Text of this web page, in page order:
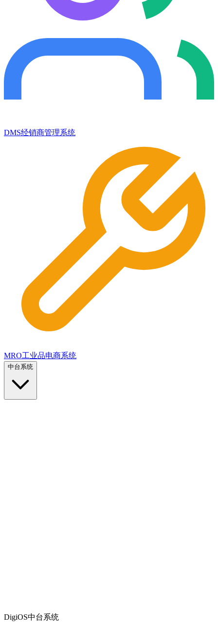
DMS经销商管理系统
MRO工业品电商系统
中台系统
DigiOS中台系统